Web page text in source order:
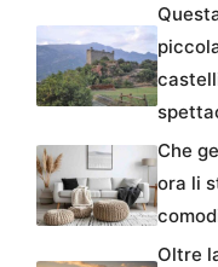
Che
ora li
Oltre